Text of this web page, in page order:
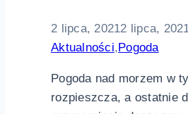
2 lipca, 20212 lipca,
Aktualności,Pogoda
Pogoda nad morzem w
rozpieszcza, a ostatnie